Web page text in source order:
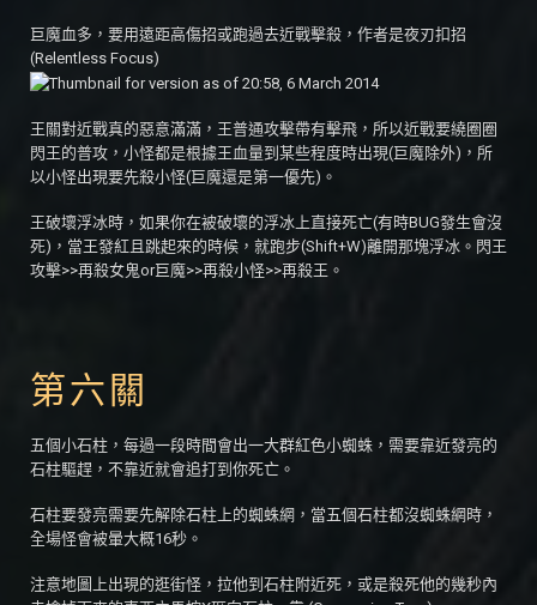
巨魔血多，要用遠距高傷招或跑過去近戰擊殺，作者是夜刃扣招
(Relentless Focus)
王關對近戰真的惡意滿滿，王普通攻擊帶有擊飛，所以近戰要繞圈圈
閃王的普攻，小怪都是根據王血量到某些程度時出現(巨魔除外)，所
以小怪出現要先殺小怪(巨魔還是第一優先)。
王破壞浮冰時，如果你在被破壞的浮冰上直接死亡(有時BUG發生會沒
死)，當王發紅且跳起來的時候，就跑步(Shift+W)離開那塊浮冰。閃王
攻擊>>再殺女鬼or巨魔>>再殺小怪>>再殺王。
第六關
五個小石柱，每過一段時間會出一大群紅色小蜘蛛，需要靠近發亮的
石柱驅趕，不靠近就會追打到你死亡。
石柱要發亮需要先解除石柱上的蜘蛛網，當五個石柱都沒蜘蛛網時，
全場怪會被暈大概16秒。
注意地圖上出現的逛街怪，拉他到石柱附近死，或是殺死他的幾秒內